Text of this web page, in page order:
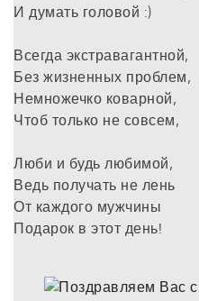
И думать головой :)
Всегда экстравагантной,
Без жизненных проблем,
Немножечко коварной,
Чтоб только не совсем,
Люби и будь любимой,
Ведь получать не лень
От каждого мужчины
Подарок в этот день!